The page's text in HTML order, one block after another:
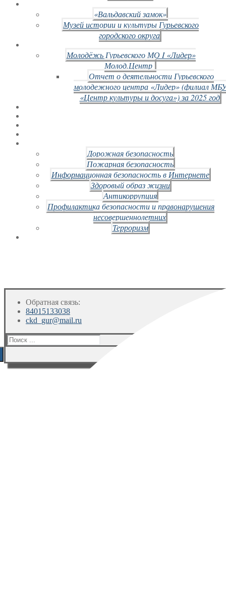
«Вальдавский замок»
Музей истории и культуры Гурьевского
городского округа
Молодёжь Гурьевского МО I «Лидер»
Молод.Центр
Отчет о деятельности Гурьевского
молодежного центра «Лидер» (филиал
«Центр культуры и досуга») за 2025 год
Дорожная безопасность
Пожарная безопасность
Информационная безопасность в Интернете
Здоровый образ жизни
Антикоррупция
Профилактика безопасности и правонарушения
несовершеннолетних
Терроризм
Обратная связь:
84015133038
ckd_gur@mail.ru
Искать: